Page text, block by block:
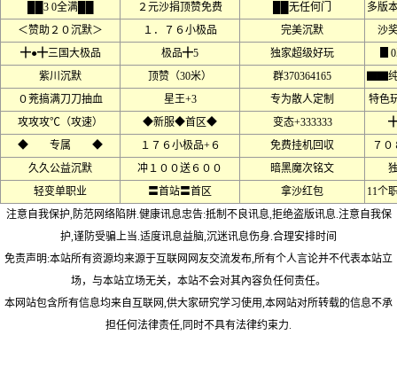
██3 0全满██
２元沙捐顶赞免费 ██无任何门
多版
＜赞助２０沉默＞
１．７６小极品 完美沉默
沙
╋●╋三国大极品
极品╋5 独家超级好玩
紫川沉默
顶赞（30米） 群370364165
▇▇
０茺搞满刀刀抽血
星王+3 专为散人定制
特色
攻攻攻℃（攻速）
◆新服◆首区◆ 变态+333333
╋
◆ 专属 ◆
１７６小极品+６ 免费挂机回収
７０
久久公益沉默
冲１００送６００ 暗黑魔次铭文
轻变单职业
〓首站〓首区 拿沙红包
11个
注意自我保护,防范网络陷阱.健康讯息忠告:抵制不良讯息,拒绝盗版讯息.注意自我保
护,谨防受骗上当.适度讯息益脑,沉迷讯息伤身.合理安排时间
免责声明:本站所有资源均来源于互联网网友交流发布,所有个人言论并不代表本站立
场，与本站立场无关，本站不会对其內容负任何责任。
本网站包含所有信息均来自互联网,供大家研究学习使用,本网站对所转载的信息不承
担任何法律责任,同时不具有法律约束力.